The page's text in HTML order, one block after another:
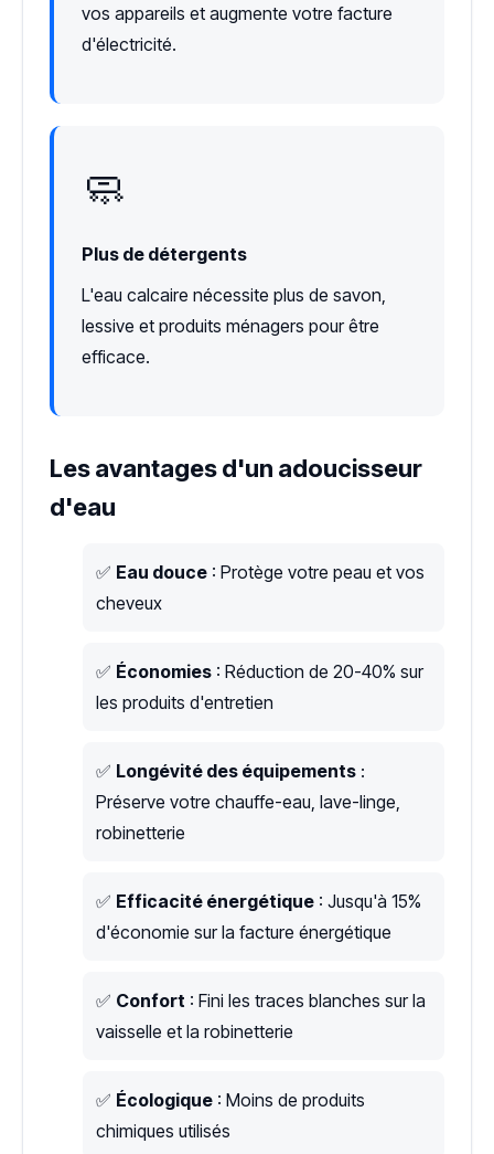
vos appareils et augmente votre facture
d'électricité.
🧼
Plus de détergents
L'eau calcaire nécessite plus de savon,
lessive et produits ménagers pour être
efficace.
Les avantages d'un adoucisseur
d'eau
✅ Eau douce : Protège votre peau et vos
cheveux
✅ Économies : Réduction de 20-40% sur
les produits d'entretien
✅ Longévité des équipements :
Préserve votre chauffe-eau, lave-linge,
robinetterie
✅ Efficacité énergétique : Jusqu'à 15%
d'économie sur la facture énergétique
✅ Confort : Fini les traces blanches sur la
vaisselle et la robinetterie
✅ Écologique : Moins de produits
chimiques utilisés